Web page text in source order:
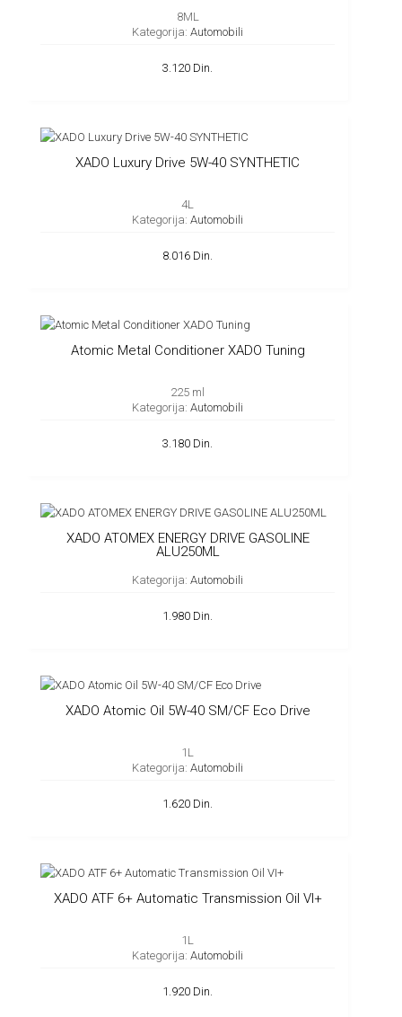
8ML
Kategorija: Automobili
3.120 Din.
XADO Luxury Drive 5W-40 SYNTHETIC
4L
Kategorija: Automobili
8.016 Din.
Atomic Metal Conditioner XADO Tuning
225 ml
Kategorija: Automobili
3.180 Din.
XADO ATOMEX ENERGY DRIVE GASOLINE
ALU250ML
Kategorija: Automobili
1.980 Din.
XADO Atomic Oil 5W-40 SM/CF Eco Drive
1L
Kategorija: Automobili
1.620 Din.
XADO ATF 6+ Automatic Transmission Oil VI+
1L
Kategorija: Automobili
1.920 Din.